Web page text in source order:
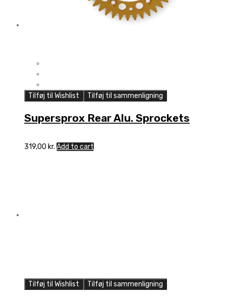
Tilføj til Wishlist Tilføj til sammenligning
Supersprox Rear Alu. Sprockets
319,00 kr. Add to cart
Tilføj til Wishlist Tilføj til sammenligning